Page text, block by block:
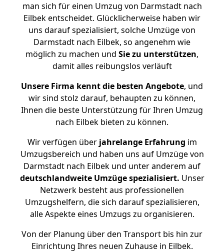
man sich für einen Umzug von Darmstadt nach
Eilbek entscheidet. Glücklicherweise haben wir
uns darauf spezialisiert, solche Umzüge von
Darmstadt nach Eilbek, so angenehm wie
möglich zu machen und Sie zu unterstützen,
damit alles reibungslos verläuft
Unsere Firma kennt die besten Angebote, und
wir sind stolz darauf, behaupten zu können,
Ihnen die beste Unterstützung für Ihren Umzug
nach Eilbek bieten zu können.
Wir verfügen überjahrelange Erfahrung im
Umzugsbereich und haben uns auf Umzüge von
Darmstadt nach Eilbek und unter anderem auf
deutschlandweite Umzüge spezialisiert. Unser
Netzwerk besteht aus professionellen
Umzugshelfern, die sich darauf spezialisieren,
alle Aspekte eines Umzugs zu organisieren.
Von der Planung über den Transport bis hin zur
Einrichtung Ihres neuen Zuhause in Eilbek.